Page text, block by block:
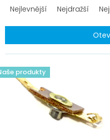
a
e
n
í
r
Nejlevnější Nejdražší
V
ý
p
produkty